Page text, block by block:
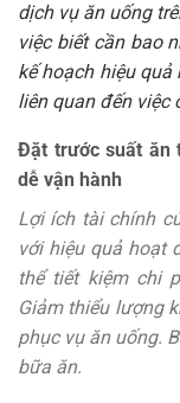
dịch vụ ăn uống
việc biết cần bao
kế hoạch hiệu
liên quan đến việc
Đặt trước suất ăn
dễ vận hành
Lợi ích tài chính
với hiệu quả hoạt
thể tiết kiệm chi
Giảm thiểu lượng
phục vụ ăn uống.
bữa ăn.